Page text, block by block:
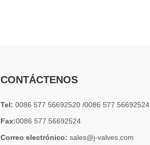
CONTÁCTENOS
Tel: 0086 577 56692520 /0086 577 56692524
Fax:0086 577 56692524
Correo electrónico: sales@j-valves.com